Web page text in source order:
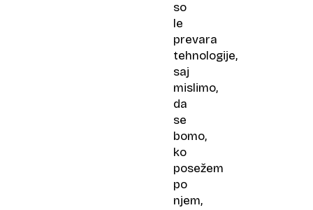
so
le
prevara
tehnologije,
saj
mislimo,
da
se
bomo,
ko
posežem
po
njem,